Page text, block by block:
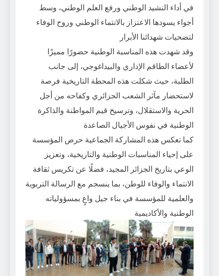
في أداء النشيد الوطني ورفع العلم الوطني، وسط
أجواء يسودها الاعتزاز بالانتماء الوطني وروح الوفاء
لتضحيات شهدائنا الأبرار
وقد شهدت هذه المناسبة الوطنية حضورًا مميزًا
لأعضاء الطاقم الإداري والبيداغوجي، إلى جانب
الطلبة، حيث شكلت هذه المحطة التاريخية فرصة
لاستحضار مآثر الشعب الجزائري وكفاحه من أجل
الحرية والاستقلال، وترسيخ قيم المواطنة والذاكرة
الوطنية في نفوس الأجيال الصاعدة
كما تعكس هذه المشاركة الجماعية حرص المؤسسة
على إحياء المناسبات الوطنية والتاريخية، وتعزيز
الوعي بتاريخ الجزائر المجيد، فضلًا عن تكريس ثقافة
الانتماء والوفاء للوطن، بما ينسجم مع الرسالة التربوية
والعلمية للمؤسسة في بناء جيل واعٍ بمسؤولياته
الوطنية والأكاديمية